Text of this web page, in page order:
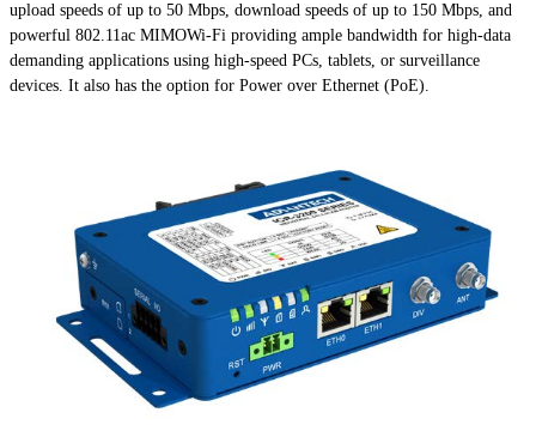
upload speeds of up to 50 Mbps, download speeds of up to 150 Mbps, and
powerful 802.11ac MIMOWi-Fi providing ample bandwidth for high-data
demanding applications using high-speed PCs, tablets, or surveillance
devices. It also has the option for Power over Ethernet (PoE).